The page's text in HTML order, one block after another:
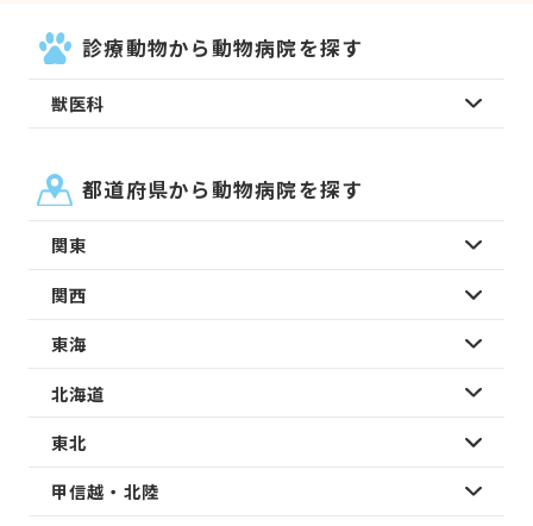
診療動物から動物病院を探す
獣医科
都道府県から動物病院を探す
関東
関西
東海
北海道
東北
甲信越・北陸